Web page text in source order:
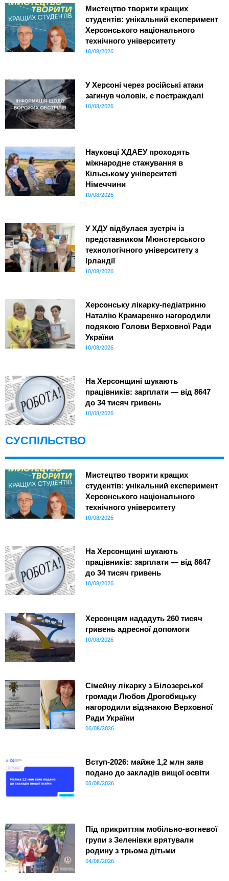
Мистецтво творити кращих
студентів: унікальний експеримент
Херсонського національного
технічного університету
10/08/2026
У Херсоні через російські атаки
загинув чоловік, є постраждалі
10/08/2026
Науковці ХДАЕУ проходять
міжнародне стажування в
Кільському університеті
Німеччини
10/08/2026
У ХДУ відбулася зустріч із
представником Мюнстерського
технологічного університету з
Ірландії
10/08/2026
Херсонську лікарку-педіатриню
Наталію Крамаренко нагородили
подякою Голови Верховної Ради
України
10/08/2026
На Херсонщині шукають
працівників: зарплати — від 8647
до 34 тисяч гривень
10/08/2026
СУСПІЛЬСТВО
Мистецтво творити кращих
студентів: унікальний експеримент
Херсонського національного
технічного університету
10/08/2026
На Херсонщині шукають
працівників: зарплати — від 8647
до 34 тисяч гривень
10/08/2026
Херсонцям нададуть 260 тисяч
гривень адресної допомоги
10/08/2026
Сімейну лікарку з Білозерської
громади Любов Дрогобицьку
нагородили відзнакою Верховної
Ради України
06/08/2026
Вступ-2026: майже 1,2 млн заяв
подано до закладів вищої освіти
05/08/2026
Під прикриттям мобільно-вогневої
групи з Зеленівки врятували
родину з трьома дітьми
04/08/2026